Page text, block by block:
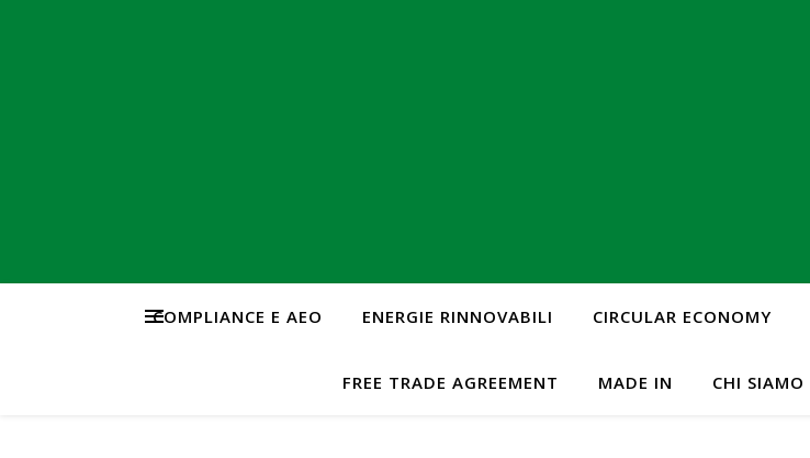
COMPLIANCE E AEO ENERGIE RINNOVABILI CIRCULAR ECONOMY
FREE TRADE AGREEMENT MADE IN CHI SIAMO